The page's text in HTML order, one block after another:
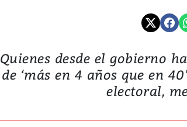
Quienes desde el gobierno
de ‘más en 4 años que en
electoral,